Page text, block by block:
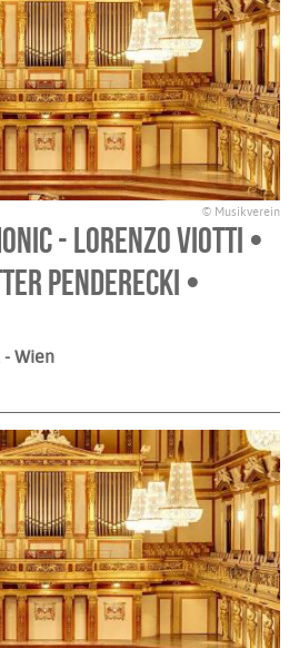
© Musikverein
- Lorenzo Viotti •
Penderecki •
- Wien